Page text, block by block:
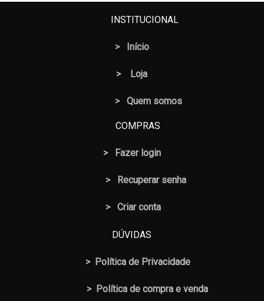
INSTITUCIONAL
> Início
> Loja
> Quem somos
COMPRAS
> Fazer login
> Recuperar senha
> Criar conta
DÚVIDAS
> Política de Privacidade
> Política de compra e venda